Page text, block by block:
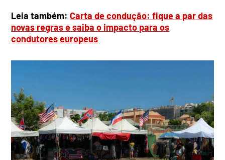
Leia também:Carta de condução: fique a par das
novas regras e saiba o impacto para os
condutores europeus